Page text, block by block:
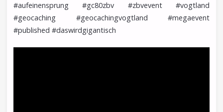
#aufeinensprung #gc80zbv #zbvevent #vogtland
#geocaching #geocachingvogtland #megaevent
#published #daswirdgigantisch